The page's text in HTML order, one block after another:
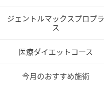
ジェントルマックスプロプラ
ス
医療ダイエットコース
今月のおすすめ施術